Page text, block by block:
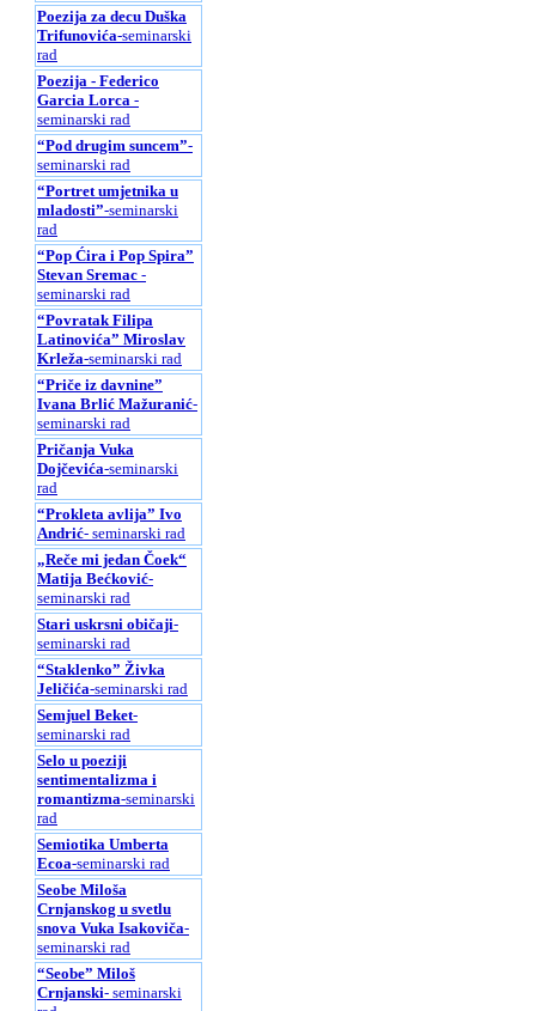
Poezija za decu Duška
Trifunovića-seminarski
rad
Poezija - Federico
Garcia Lorca -
seminarski rad
“Pod drugim suncem”-
seminarski rad
“Portret umjetnika u
mladosti”-seminarski
rad
“Pop Ćira i Pop Spira”
Stevan Sremac -
seminarski rad
“Povratak Filipa
Latinovića” Miroslav
Krleža-seminarski rad
“Priče iz davnine”
Ivana Brlić Mažuranić-
seminarski rad
Pričanja Vuka
Dojčevića-seminarski
rad
“Prokleta avlija” Ivo
Andrić- seminarski rad
„Reče mi jedan Čoek“
Matija Bećković-
seminarski rad
Stari uskrsni običaji-
seminarski rad
“Staklenko” Živka
Jeličića-seminarski rad
Semjuel Beket-
seminarski rad
Selo u poeziji
sentimentalizma i
romantizma-seminarski
rad
Semiotika Umberta
Ecoa-seminarski rad
Seobe Miloša
Crnjanskog u svetlu
snova Vuka Isakoviča-
seminarski rad
“Seobe” Miloš
Crnjanski- seminarski